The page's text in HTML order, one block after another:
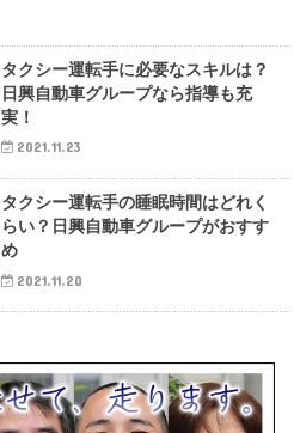
タクシー運転手に必要なスキルは？
日興自動車グループなら指導も充
実！
2021.11.23
タクシー運転手の睡眠時間はどれく
らい？日興自動車グループがおすす
め
2021.11.20